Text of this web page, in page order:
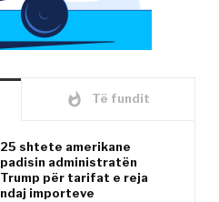
whatshot Të fundit
25 shtete amerikane
padisin administratën
Trump për tarifat e reja
ndaj importeve